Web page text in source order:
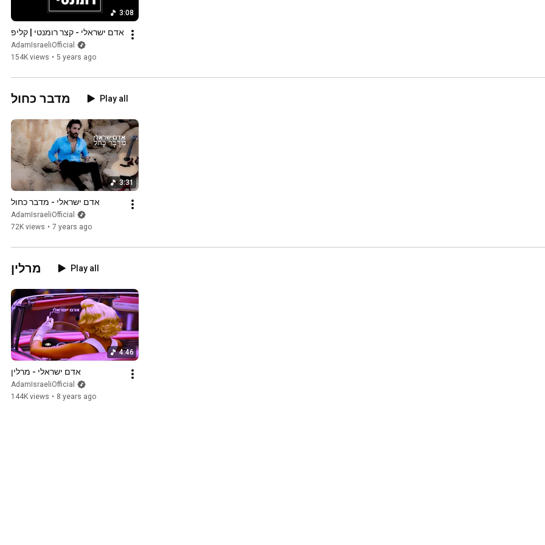
3:08
אדם ישראלי - קצר רומנטי | קליפ
AdamIsraeliOfficial
154K views • 5 years ago
מדבר כחול Play all
3:31
אדם ישראלי - מדבר כחול
AdamIsraeliOfficial
72K views • 7 years ago
מרלין Play all
4:46
אדם ישראלי - מרלין
AdamIsraeliOfficial
144K views • 8 years ago